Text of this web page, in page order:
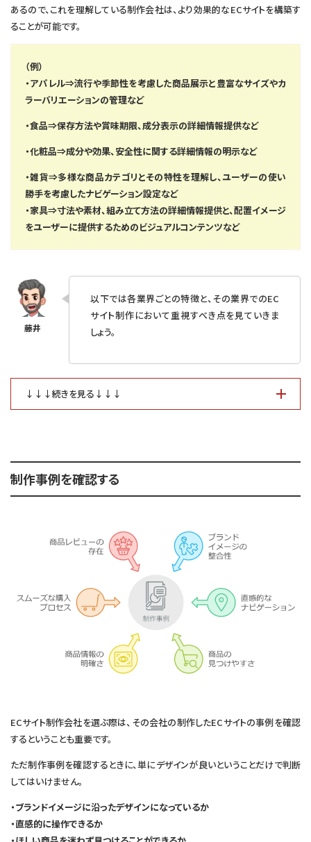
あるので、これを理解している制作会社は、より効果的なECサイトを構築す
ることが可能です。
（例）
・アパレル⇒流行や季節性を考慮した商品展示と豊富なサイズやカ
ラーバリエーションの管理など
・食品⇒保存方法や賞味期限、成分表示の詳細情報提供など
・化粧品⇒成分や効果、安全性に関する詳細情報の明示など
・雑貨⇒多様な商品カテゴリとその特性を理解し、ユーザーの使い
勝手を考慮したナビゲーション設定など
・家具⇒寸法や素材、組み立て方法の詳細情報提供と、配置イメージ
をユーザーに提供するためのビジュアルコンテンツなど
以下では各業界ごとの特徴と、その業界でのEC
サイト制作において重視すべき点を見ていきま
しょう。
↓↓↓続きを見る↓↓↓
制作事例を確認する
ECサイト制作会社を選ぶ際は、その会社の制作したECサイトの事例を確認
するということも重要です。
ただ制作事例を確認するときに、単にデザインが良いということだけで判断
してはいけません。
・ブランドイメージに沿ったデザインになっているか
・直感的に操作できるか